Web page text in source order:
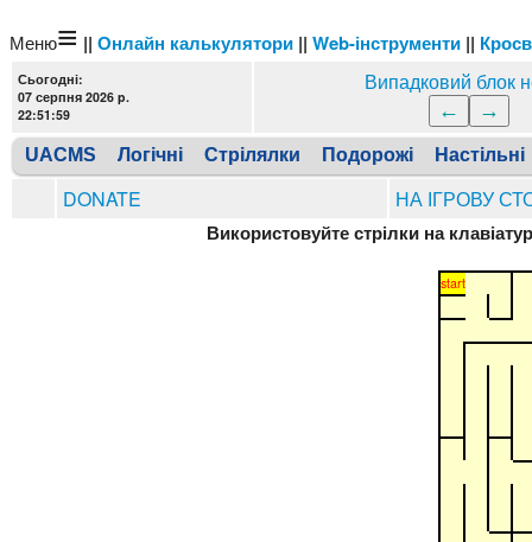
Меню≡ || Онлайн калькулятори || Web-інструменти ||
Сьогодні:
07 серпня 2026 p.
22:51:59
Випадковий блок
UACMS Логічні Стрілялки Подорожі Настільні
DONATE НА ІГРОВУ
Використовуйте стрілки на
start